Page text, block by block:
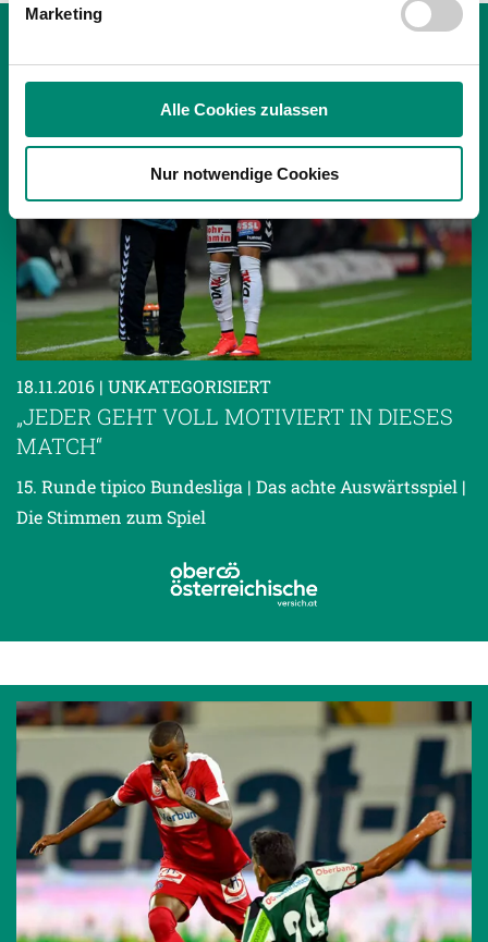
zu können und die Zugriffe auf unsere Website zu
Verwendung unserer Website an unsere Partner für
weiteren Daten zusammen, die Sie ihnen bereitgestellt
haben oder die sie im Rahmen Ihrer Nutzung der Dienste
gesammelt haben.
Weitere Details, insbesondere zu Speicherdauer und
Empfänger entnehmen Sie unserer
Datenschutzerklärung.
Marketing
Alle Cookies zulassen
Nur notwendige Cookies
18.11.2016 | UNKATEGORISIERT
„JEDER GEHT VOLL MOTIVIERT IN DIESES
MATCH“
15. Runde tipico Bundesliga | Das achte Auswärtsspiel |
Die Stimmen zum Spiel